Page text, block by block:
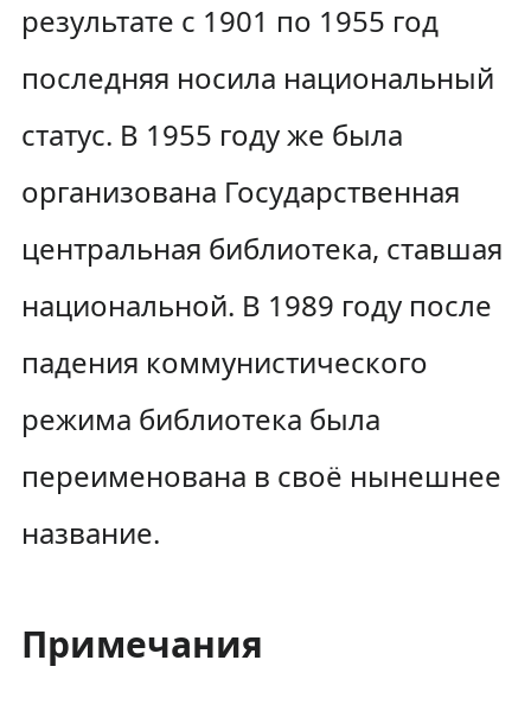
результате с 1901 по 1955 год
последняя носила национальный
статус. В 1955 году же была
организована Государственная
центральная библиотека, ставшая
национальной. В 1989 году после
падения коммунистического
режима библиотека была
переименована в своё нынешнее
название.
Примечания